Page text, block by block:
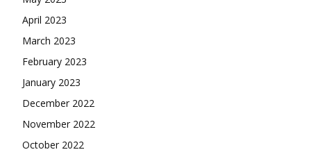
April 2023
March 2023
February 2023
January 2023
December 2022
November 2022
October 2022